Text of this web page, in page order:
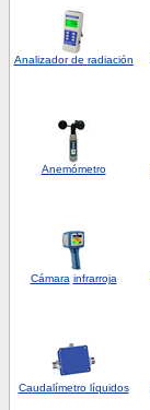
Analizadorde radiación
Anemómetro
Cámara infrarroja
Caudalímetro líquidos